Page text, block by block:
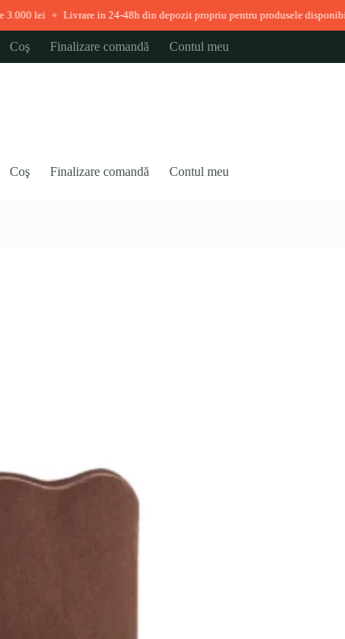
Livrare in 24-48h din depozit propriu pentru produsele disponibile imediat ◆
Coş Finalizare comandă Contul meu
Coş Finalizare comandă Contul meu